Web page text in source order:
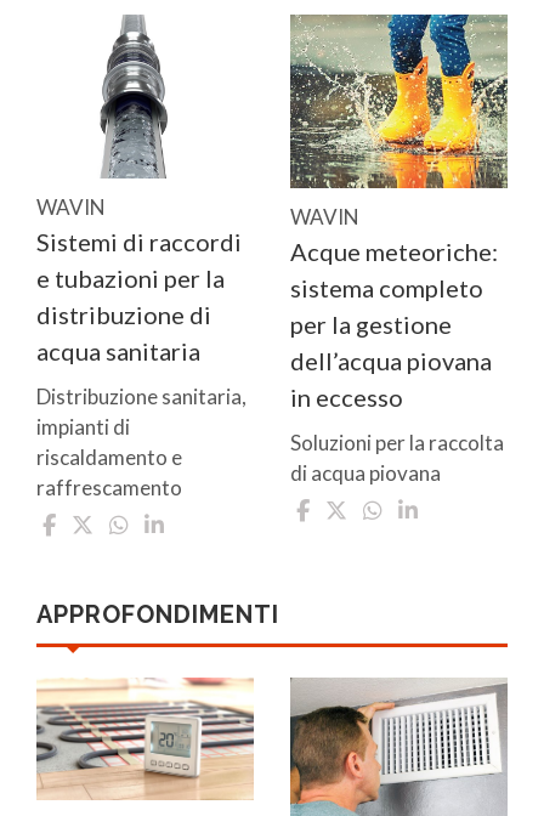
WAVIN
Sistemi di raccordi
e tubazioni per la
distribuzione di
acqua sanitaria
Distribuzione sanitaria,
impianti di
riscaldamento e
raffrescamento
WAVIN
Acque meteoriche:
sistema completo
per la gestione
dell’acqua piovana
in eccesso
Soluzioni per la raccolta
di acqua piovana
APPROFONDIMENTI